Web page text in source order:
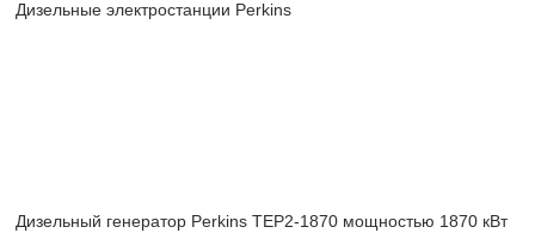
Дизельные электростанции Perkins
Дизельный генератор Perkins TEP2-1870 мощностью 1870 кВт